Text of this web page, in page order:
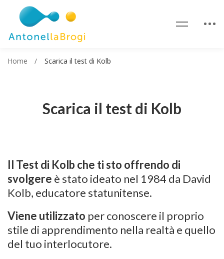
Scarica il test di Kolb
Home Scarica il test di Kolb
Il Test di Kolb che ti sto offrendo di
svolgere è stato ideato nel 1984 da David
Kolb, educatore statunitense.
Viene utilizzato per conoscere il proprio
stile di apprendimento nella realtà e quello
del tuo interlocutore.